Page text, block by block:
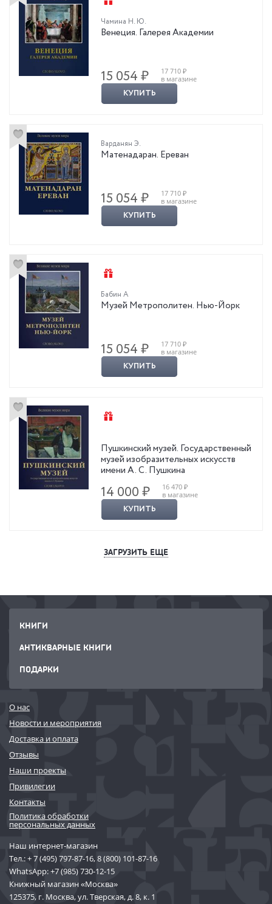
Чамина Н. Ю.
Венеция. Галерея Академии
15 054 ₽
17 710 ₽
в магазине
КУПИТЬ
Варданян Э.
Матенадаран. Ереван
15 054 ₽
17 710 ₽
в магазине
КУПИТЬ
Бабин А
Музей Метрополитен. Нью-Йорк
15 054 ₽
17 710 ₽
в магазине
КУПИТЬ
Пушкинский музей. Государственный
музей изобразительных искусств
имени А. С. Пушкина
14 000 ₽
16 470 ₽
в магазине
КУПИТЬ
ЗАГРУЗИТЬ ЕЩЕ
КНИГИ
АНТИКВАРНЫЕ КНИГИ
ПОДАРКИ
О нас
Новости и мероприятия
Доставка и оплата
Отзывы
Наши проекты
Привилегии
Контакты
Политика обработки
персональных данных
Наш интернет-магазин
Тел.:+ 7 (495) 797-87-16,8 (800) 101-87-16
WhatsApp:+7 (985) 730-12-15
Книжный магазин «Москва»
125375, г. Москва, ул. Тверская, д. 8, к. 1